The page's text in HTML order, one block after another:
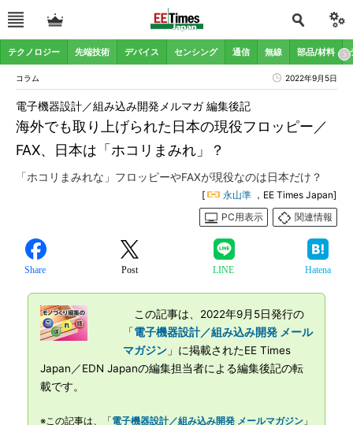
テクノロジー 先端技術 デバイス センシング 通信 無線 部品/材料
コラム 2022年9月5日
海外でも取り上げられた日本の現役フロッピー／
FAX、日本は「ホコリまみれ」？
電子機器設計／組み込み開発メルマガ 編集後記
「ホコリまみれな」フロッピーやFAXが現役なのは日本だけ？
[ 永山準 ，EE Times Japan]
PC用表示
関連情報
Share Post LINE Hatena
この記事は、2022年9月5日発行の
「電子機器設計／組み込み開発 メール
マガジン 」に掲載されたEE Times
Japan／EDN Japanの編集担当者による編集後記の転
載です。
※この記事は、「 電子機器設計／組み込み開発 メールマガジン 」